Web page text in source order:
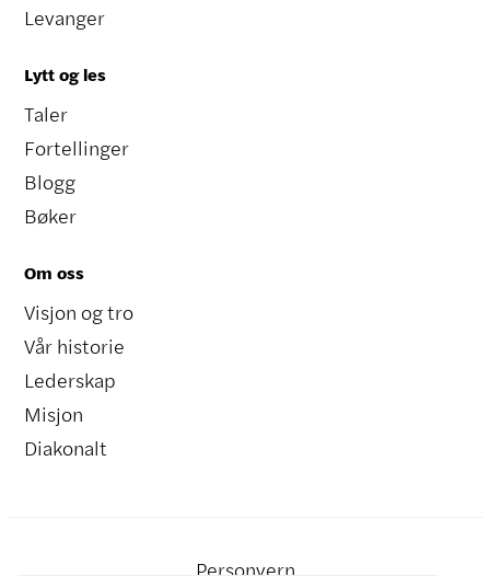
Levanger
Lytt og les
Taler
Fortellinger
Blogg
Bøker
Om oss
Visjon og tro
Vår historie
Lederskap
Misjon
Diakonalt
Personvern